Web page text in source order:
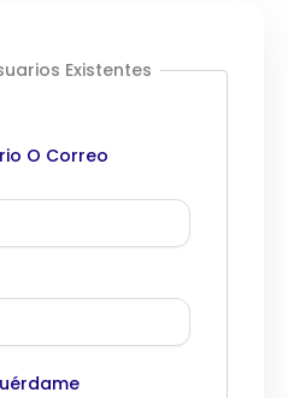
Existentes
O Correo